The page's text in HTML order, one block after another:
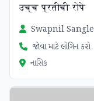
उच्च प्रतीची रोपे
Swapnil Sangle
જોવા માટે લોગિન કરો
નાસિક